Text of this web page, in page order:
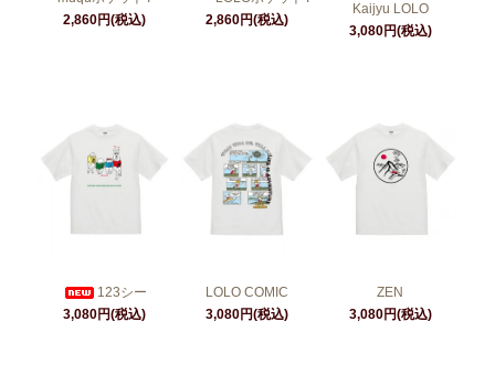
2,860円(税込)
2,860円(税込)
Kaijyu LOLO
3,080円(税込)
123シー
3,080円(税込)
LOLO COMIC
3,080円(税込)
ZEN
3,080円(税込)